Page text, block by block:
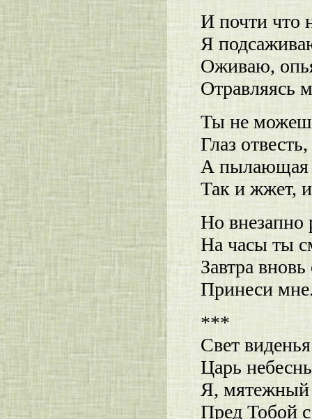
И почти что
Я
Оживаю,
Отравляясь
Ты не
Глаз
А пылающая
Так и жжет,
Но внезапно
На часы ты
Завтра
Принеси
***
Свет
Царь
Я, мятежный
Пред Тобой